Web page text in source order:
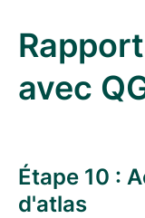
avec
Étape 10 :
d'atlas